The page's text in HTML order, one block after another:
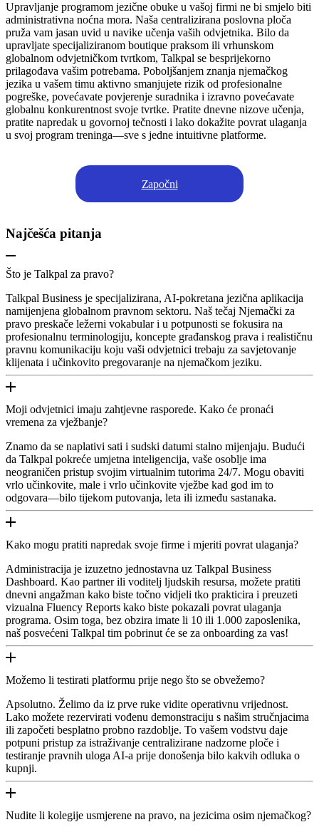
Upravljanje programom jezične obuke u vašoj firmi ne bi smjelo biti
administrativna noćna mora. Naša centralizirana poslovna ploča
pruža vam jasan uvid u navike učenja vaših odvjetnika. Bilo da
upravljate specijaliziranom boutique praksom ili vrhunskom
globalnom odvjetničkom tvrtkom, Talkpal se besprijekorno
prilagođava vašim potrebama. Poboljšanjem znanja njemačkog
jezika u vašem timu aktivno smanjujete rizik od profesionalne
pogreške, povećavate povjerenje suradnika i izravno povećavate
globalnu konkurentnost svoje tvrtke. Pratite dnevne nizove učenja,
pratite napredak u govornoj tečnosti i lako dokažite povrat ulaganja
u svoj program treninga—sve s jedne intuitivne platforme.
Započni
Najčešća pitanja
Što je Talkpal za pravo?
Talkpal Business je specijalizirana, AI-pokretana jezična aplikacija
namijenjena globalnom pravnom sektoru. Naš tečaj Njemački za
pravo preskače ležerni vokabular i u potpunosti se fokusira na
profesionalnu terminologiju, koncepte građanskog prava i realističnu
pravnu komunikaciju koju vaši odvjetnici trebaju za savjetovanje
klijenata i učinkovito pregovaranje na njemačkom jeziku.
Moji odvjetnici imaju zahtjevne rasporede. Kako će pronaći
vremena za vježbanje?
Znamo da se naplativi sati i sudski datumi stalno mijenjaju. Budući
da Talkpal pokreće umjetna inteligencija, vaše osoblje ima
neograničen pristup svojim virtualnim tutorima 24/7. Mogu obaviti
vrlo učinkovite, male i vrlo učinkovite vježbe kad god im to
odgovara—bilo tijekom putovanja, leta ili između sastanaka.
Kako mogu pratiti napredak svoje firme i mjeriti povrat ulaganja?
Administracija je izuzetno jednostavna uz Talkpal Business
Dashboard. Kao partner ili voditelj ljudskih resursa, možete pratiti
dnevni angažman kako biste točno vidjeli tko prakticira i preuzeti
vizualna Fluency Reports kako biste pokazali povrat ulaganja
programa. Osim toga, bez obzira imate li 10 ili 1.000 zaposlenika,
naš posvećeni Talkpal tim pobrinut će se za onboarding za vas!
Možemo li testirati platformu prije nego što se obvežemo?
Apsolutno. Želimo da iz prve ruke vidite operativnu vrijednost.
Lako možete rezervirati vođenu demonstraciju s našim stručnjacima
ili započeti besplatno probno razdoblje. To vašem vodstvu daje
potpuni pristup za istraživanje centralizirane nadzorne ploče i
testiranje pravnih uloga AI-a prije donošenja bilo kakvih odluka o
kupnji.
Nudite li kolegije usmjerene na pravo, na jezicima osim njemačkog?